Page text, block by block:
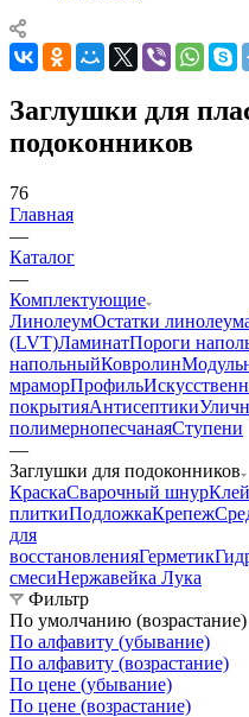
Заглушки для
подоконников
76
Главная
—
Каталог
—
Комплектующие
ЛинолеумОстатки
(LVT)ЛаминатПороги
напольныйКовролин
мраморПрофиль
покрытияАнтисептики
полимернопесчанаяСтупени
—
Заглушки для подоконников
КраскаСварочный шнурКлей
плиткиПодложкаКрепеж
для
восстановленияГерметик
смесиНержавейка Лука
Фильтр
По умолчанию (возрастание)
По алфавиту (убывание)
По алфавиту (возрастание)
По цене (убывание)
По цене (возрастание)